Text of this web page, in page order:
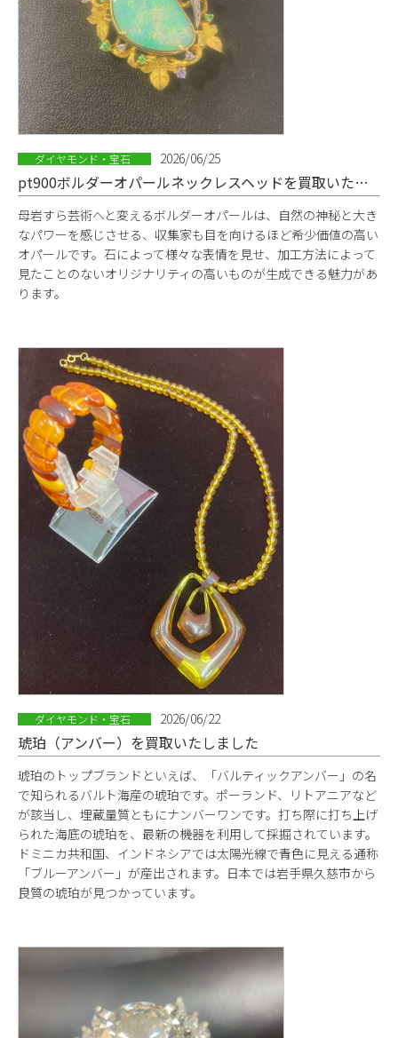
ダイヤモンド・宝石 2026/06/25
pt900ボルダーオパールネックレスヘッドを買取いたしました
母岩すら芸術へと変えるボルダーオパールは、自然の神秘と大き
なパワーを感じさせる、収集家も目を向けるほど希少価値の高い
オパールです。石によって様々な表情を見せ、加工方法によって
見たことのないオリジナリティの高いものが生成できる魅力があ
ります。
ダイヤモンド・宝石 2026/06/22
琥珀（アンバー）を買取いたしました
琥珀のトップブランドといえば、「バルティックアンバー」の名
で知られるバルト海産の琥珀です。ポーランド、リトアニアなど
が該当し、埋蔵量質ともにナンバーワンです。打ち際に打ち上げ
られた海底の琥珀を、最新の機器を利用して採掘されています。
ドミニカ共和国、インドネシアでは太陽光線で青色に見える通称
「ブルーアンバー」が産出されます。日本では岩手県久慈市から
良質の琥珀が見つかっています。